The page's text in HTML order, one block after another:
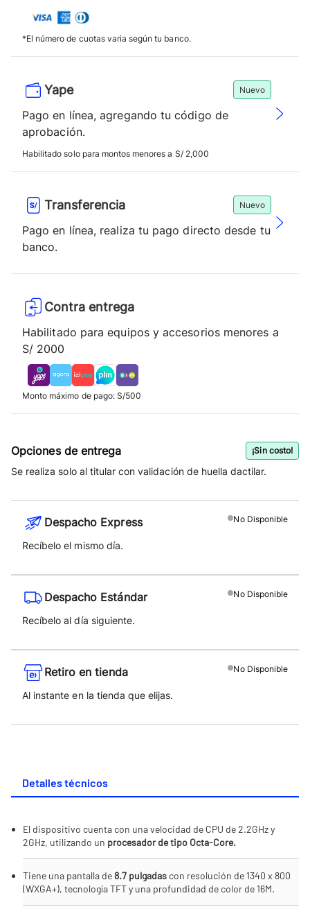
*El número de cuotas varia según tu banco.
Yape Nuevo
Pago en línea, agregando tu código de
aprobación.
Habilitado solo para montos menores a S/ 2,000
Transferencia Nuevo
Pago en línea, realiza tu pago directo desde tu
banco.
Contra entrega
Habilitado para equipos y accesorios menores a
S/ 2000
Monto máximo de pago: S/500
Opciones de entrega ¡Sin costo!
Se realiza solo al titular con validación de huella dactilar.
No Disponible
Despacho Express
Recíbelo el mismo día.
No Disponible
Despacho Estándar
Recíbelo al día siguiente.
No Disponible
Retiro en tienda
Al instante en la tienda que elijas.
Detalles técnicos
El dispositivo cuenta con una velocidad de CPU de 2.2GHz y
2GHz, utilizando un procesador de tipo Octa-Core.
Tiene una pantalla de8.7 pulgadas con resolución de 1340 x 800
(WXGA+), tecnología TFT y una profundidad de color de 16M.